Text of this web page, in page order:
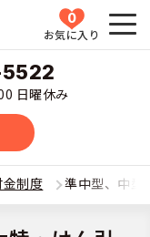
0
お気に入り
日曜休み
制度 準中型、中型